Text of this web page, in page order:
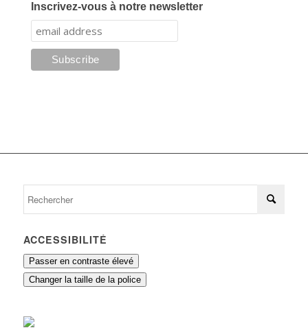
Inscrivez-vous à notre newsletter
ACCESSIBILITÉ
Passer en contraste élevé
Changer la taille de la police